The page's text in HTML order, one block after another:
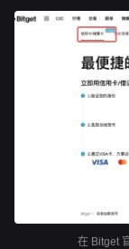
在 Bitget